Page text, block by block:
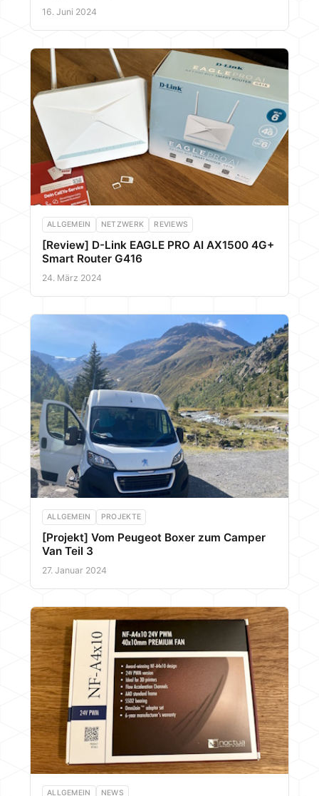
16. Juni 2024
ALLGEMEIN NETZWERK REVIEWS
[Review] D-Link EAGLE PRO AI AX1500 4G+
Smart Router G416
24. März 2024
ALLGEMEIN PROJEKTE
[Projekt] Vom Peugeot Boxer zum Camper
Van Teil 3
27. Januar 2024
ALLGEMEIN NEWS